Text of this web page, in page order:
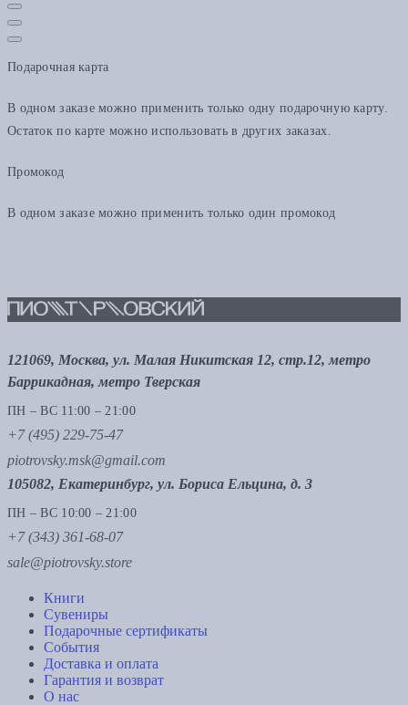
Подарочная карта
В одном заказе можно применить только одну подарочную карту.
Остаток по карте можно использовать в других заказах.
Промокод
В одном заказе можно применить только один промокод
121069, Москва, ул. Малая Никитская 12, стр.12, метро
Баррикадная, метро Тверская
ПН – ВС 11:00 – 21:00
+7 (495) 229-75-47
piotrovsky.msk@gmail.com
105082, Екатеринбург, ул. Бориса Ельцина, д. 3
ПН – ВС 10:00 – 21:00
+7 (343) 361-68-07
sale@piotrovsky.store
Книги
Сувениры
Подарочные сертификаты
События
Доставка и оплата
Гарантия и возврат
О нас